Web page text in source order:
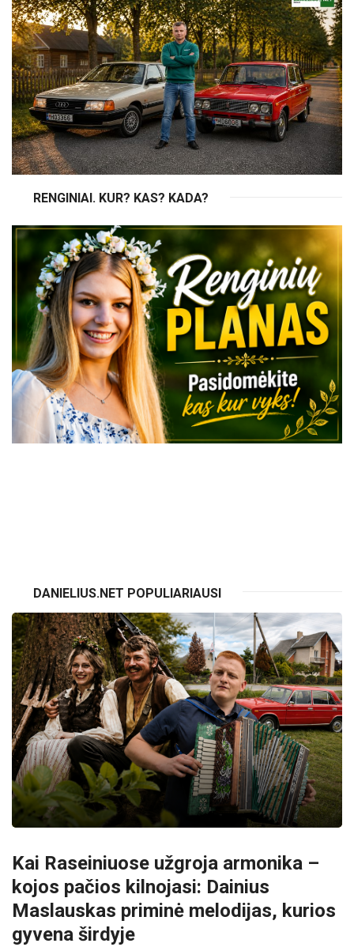
RENGINIAI. KUR? KAS? KADA?
DANIELIUS.NET POPULIARIAUSI
Kai Raseiniuose užgroja armonika –
kojos pačios kilnojasi: Dainius
Maslauskas priminė melodijas, kurios
gyvena širdyje